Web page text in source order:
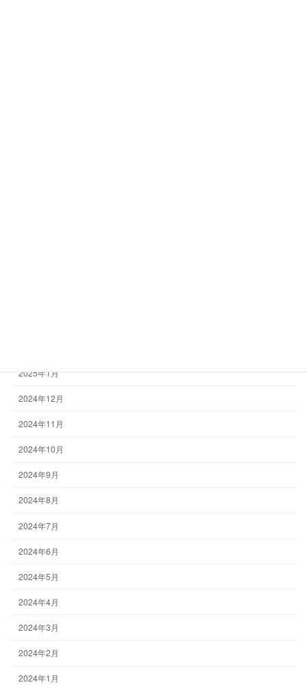
2025年1月
2024年12月
2024年11月
2024年10月
2024年9月
2024年8月
2024年7月
2024年6月
2024年5月
2024年4月
2024年3月
2024年2月
2024年1月